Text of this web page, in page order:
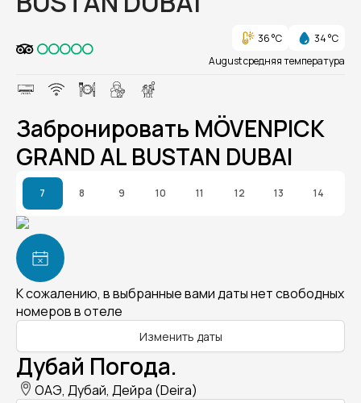
36 °C
34 °C
August средняя температура
Забронировать MÖVENPICK
GRAND AL BUSTAN DUBAI
7 8 9 10 11 12 13 14
К сожалению, в выбранные вами даты нет свободных
номеров в отеле
Изменить даты
Дубай Погода.
ОАЭ, Дубай, Дейра (Deira)